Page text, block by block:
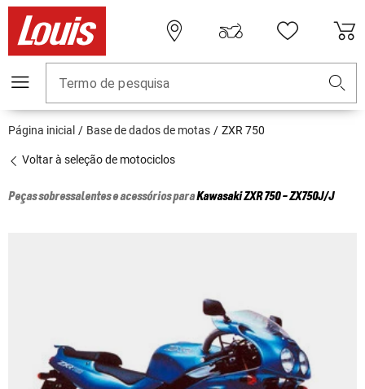
Termo de pesquisa
Página inicial Base de dados de motas ZXR 750
Voltar à seleção de motociclos
Peças sobressalentes e acessórios paraKawasakiZXR 750 - ZX750J/J